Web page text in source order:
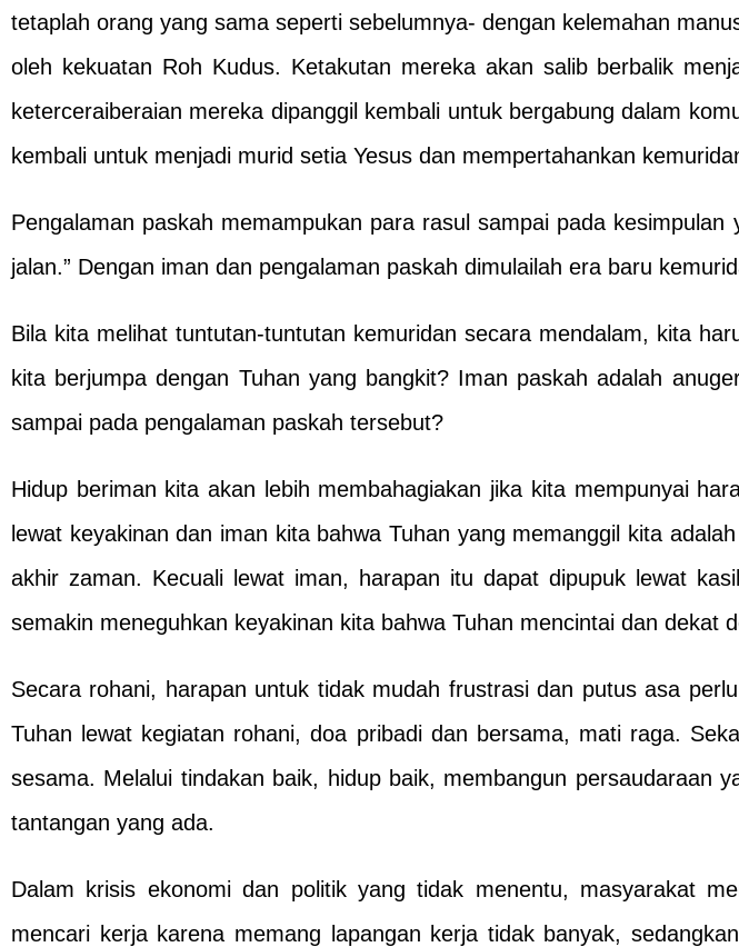
tetaplah orang yang sama seperti sebelumnya- dengan kelemahan
oleh kekuatan Roh Kudus. Ketakutan mereka akan salib berbalik
keterceraiberaian mereka dipanggil kembali untuk bergabung dalam
kembali untuk menjadi murid setia Yesus dan mempertahankan
Pengalaman paskah memampukan para rasul sampai pada kesimpulan
jalan.” Dengan iman dan pengalaman paskah dimulailah era baru
Bila kita melihat tuntutan-tuntutan kemuridan secara mendalam, kita
kita berjumpa dengan Tuhan yang bangkit? Iman paskah adalah
sampai pada pengalaman paskah tersebut?
Hidup beriman kita akan lebih membahagiakan jika kita mempunyai
lewat keyakinan dan iman kita bahwa Tuhan yang memanggil kita
akhir zaman. Kecuali lewat iman, harapan itu dapat dipupuk lewat
semakin meneguhkan keyakinan kita bahwa Tuhan mencintai dan dekat
Secara rohani, harapan untuk tidak mudah frustrasi dan putus asa
Tuhan lewat kegiatan rohani, doa pribadi dan bersama, mati raga.
sesama. Melalui tindakan baik, hidup baik, membangun persaudaraan
tantangan yang ada.
Dalam krisis ekonomi dan politik yang tidak menentu, masyarakat
mencari kerja karena memang lapangan kerja tidak banyak,